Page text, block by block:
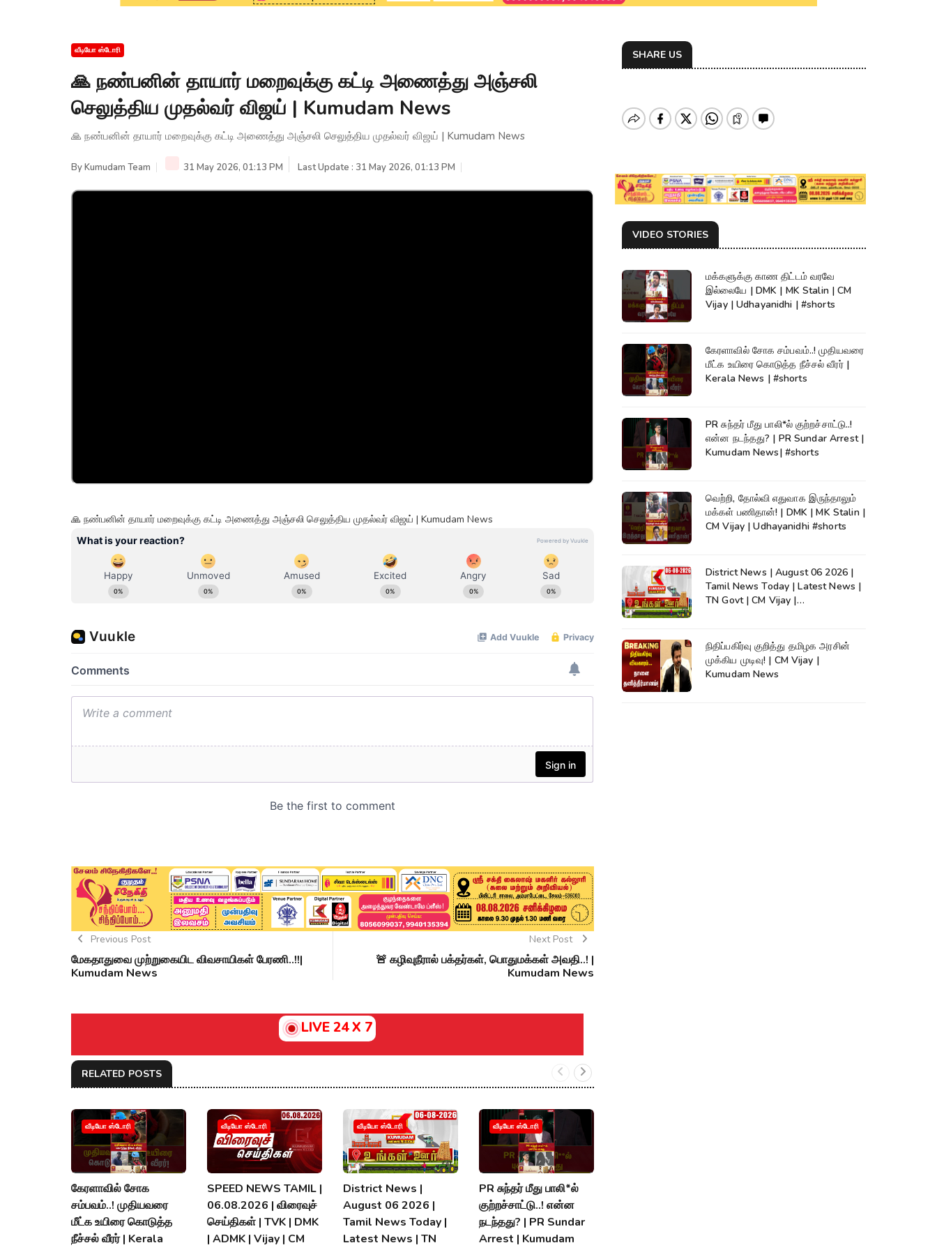
வீடியோ ஸ்டோரி
🙏 நண்பனின் தாயார் மறைவுக்கு கட்டி அணைத்து அஞ்சலி
செலுத்திய முதல்வர் விஜய் | Kumudam News
🙏 நண்பனின் தாயார் மறைவுக்கு கட்டி அணைத்து அஞ்சலி செலுத்திய முதல்வர் விஜய் | Kumudam News
ByKumudam Team 31 May 2026, 01:13 PM Last Update : 31 May 2026, 01:13 PM
🙏 நண்பனின் தாயார் மறைவுக்கு கட்டி அணைத்து அஞ்சலி செலுத்திய முதல்வர் விஜய் | Kumudam News
Previous Post
மேகதாதுவை முற்றுகையிட விவசாயிகள் பேரணி..!!|
Kumudam News
Next Post
🚨 கழிவுநீரால் பக்தர்கள், பொதுமக்கள் அவதி..! |
Kumudam News
LIVE 24 X 7
RELATED POSTS
வீடியோ ஸ்டோரி
கேரளாவில் சோக
சம்பவம்..! முதியவரை
மீட்க உயிரை கொடுத்த
நீச்சல் வீரர் | Kerala
வீடியோ ஸ்டோரி
SPEED NEWS TAMIL |
06.08.2026 | விரைவுச்
செய்திகள் | TVK | DMK
| ADMK | Vijay | CM
வீடியோ ஸ்டோரி
District News |
August 06 2026 |
Tamil News Today |
Latest News | TN
வீடியோ ஸ்டோரி
PR சுந்தர் மீது பாலி*ல்
குற்றச்சாட்டு..! என்ன
நடந்தது? | PR Sundar
Arrest | Kumudam
SHARE US
VIDEO STORIES
மக்களுக்கு காண திட்டம் வரவே
இல்லையே | DMK | MK Stalin | CM
Vijay | Udhayanidhi | #shorts
கேரளாவில் சோக சம்பவம்..! முதியவரை
மீட்க உயிரை கொடுத்த நீச்சல் வீரர் |
Kerala News | #shorts
PR சுந்தர் மீது பாலி*ல் குற்றச்சாட்டு..!
என்ன நடந்தது? | PR Sundar Arrest |
Kumudam News| #shorts
வெற்றி, தோல்வி எதுவாக இருந்தாலும்
மக்கள் பணிதான்! | DMK | MK Stalin |
CM Vijay | Udhayanidhi #shorts
District News | August 06 2026 |
Tamil News Today | Latest News |
TN Govt | CM Vijay |
நிதிப்பகிர்வு குறித்து தமிழக அரசின்
முக்கிய முடிவு! | CM Vijay |
Kumudam News